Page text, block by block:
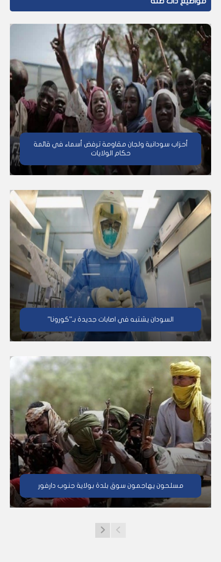
أحزاب سودانية ولجان مقاومة ترفض أسماء في قائمة
حكام الولايات
السودان يشتبه في اصابات جديدة بـ”كورونا”
مسلحون يهاجمون سوق بلدة بولاية جنوب دارفور